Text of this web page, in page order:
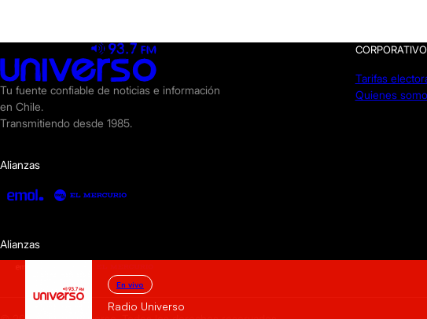
En vivo
Radio Universo
Tu fuente confiable de noticias e información
en Chile.
Transmitiendo desde 1985.
Alianzas
CORPORATIVO
Tarifas
Quienes
Alianzas